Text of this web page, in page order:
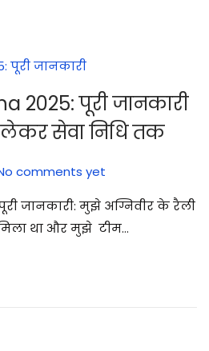
2025: पूरी जानकारी
लेकर सेवा निधि तक
comments yet
जानकारी: मुझे अग्निवीर के रैली
था और मुझे टीम…